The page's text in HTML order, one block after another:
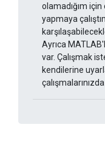
olamadığım
yapmaya
Ayrıca
var. Çalışmak
kendilerine